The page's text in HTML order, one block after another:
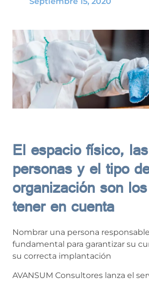
El espacio físico, las
personas y el tipo
organización son
tener en cuenta
Nombrar una persona
fundamental para garantizar su
su correcta implantación
AVANSUM Consultores lanza el